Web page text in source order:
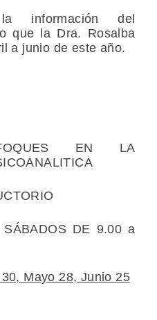
información del
que la Dra. Rosalba
a junio de este año.
EN LA
SÁBADOS DE 9.00 a
Mayo 28, Junio 25